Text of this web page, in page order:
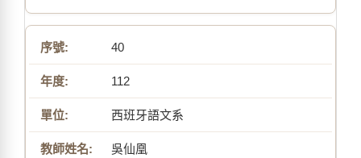
40
112
西班牙語文系
吳仙凰